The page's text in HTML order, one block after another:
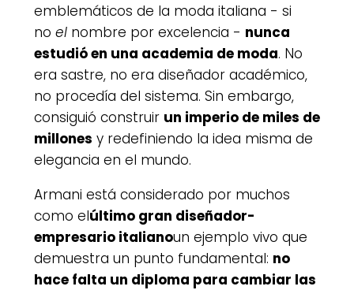
emblemáticos de la moda italiana - si
no elnombre por excelencia - nunca
estudió en una academia de moda. No
era sastre, no era diseñador académico,
no procedía del sistema. Sin embargo,
consiguió construir un imperio de miles de
millones y redefiniendo la idea misma de
elegancia en el mundo.
Armani está considerado por muchos
como elúltimo gran diseñador-
empresario italianoun ejemplo vivo que
demuestra un punto fundamental: no
hace falta un diploma para cambiar las